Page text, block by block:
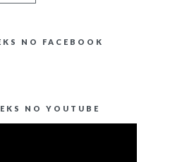
NO FACEBOOK
NO YOUTUBE